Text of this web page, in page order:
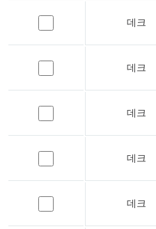
데크
데크
데크
데크
데크